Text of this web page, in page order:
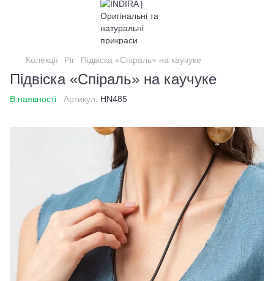
Колекції Ріг Підвіска «Спіраль» на каучуке
Підвіска «Спіраль» на каучуке
В наявності Артикул: HN485